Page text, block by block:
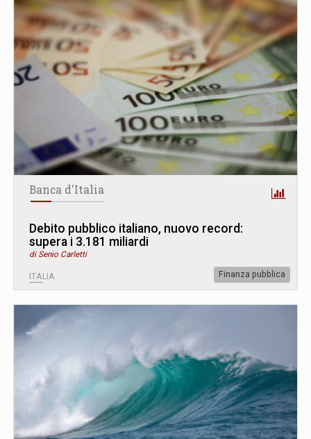
Banca d'Italia
Debito pubblico italiano, nuovo record:
supera i 3.181 miliardi
di Senio Carletti
ITALIA Finanza pubblica